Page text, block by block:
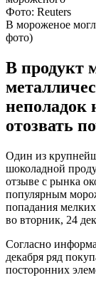
Фото: Reuters
В мороженое
фото)
В продукт
неполадок
отозвать
Один из
шоколадной
отзыве с рынка
популярным
попадания
во вторник, 24
Согласно
декабря ряд
посторонних